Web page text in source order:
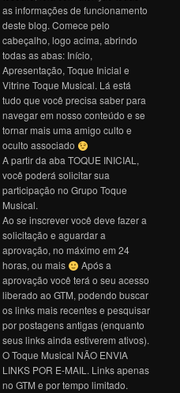
as informações de funcionamento
deste blog. Comece pelo
cabeçalho, logo acima, abrindo
todas as abas: Início,
Apresentação, Toque Inicial e
Vitrine Toque Musical. Lá está
tudo que você precisa saber para
navegar em nosso conteúdo e se
tornar mais uma amigo culto e
oculto associado
A partir da aba TOQUE INICIAL,
você poderá solicitar sua
participação no Grupo Toque
Musical.
Ao se inscrever você deve fazer a
solicitação e aguardar a
aprovação, no máximo em 24
horas, ou mais
Após a
aprovação você terá o seu acesso
liberado ao GTM, podendo buscar
os links mais recentes e pesquisar
por postagens antigas (enquanto
seus links ainda estiverem ativos).
O Toque Musical NÃO ENVIA
LINKS POR E-MAIL. Links apenas
no GTM e por tempo limitado.